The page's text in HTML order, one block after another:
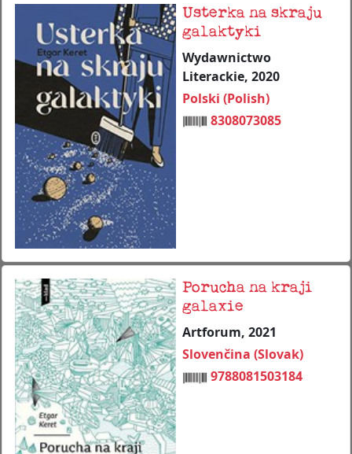
Usterka na skraju
galaktyki
Wydawnictwo
Literackie, 2020
Polski (Polish)
8308073085
Porucha na kraji
galaxie
Artforum, 2021
Slovenčina (Slovak)
9788081503184